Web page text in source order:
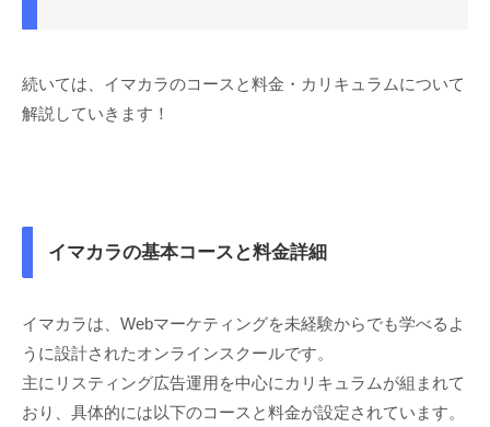
続いては、イマカラのコースと料金・カリキュラムについて
解説していきます！
イマカラの基本コースと料金詳細
イマカラは、Webマーケティングを未経験からでも学べるよ
うに設計されたオンラインスクールです。
主にリスティング広告運用を中心にカリキュラムが組まれて
おり、具体的には以下のコースと料金が設定されています。